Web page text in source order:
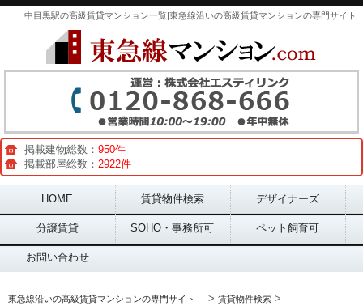
中目黒駅の高級賃貸マンション一覧|東急線沿いの高級賃貸マンションの専門サイト
掲載建物総数： 950件
掲載部屋総数： 2922件
Main menu
HOME 賃貸物件検索 デザイナーズ
分譲賃貸 SOHO・事務所可 ペット飼育可
お問い合わせ
東急線沿いの高級賃貸マンションの専門サイト > 賃貸物件検索 >